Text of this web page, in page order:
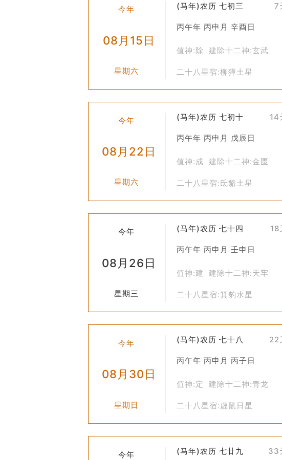
驱邪避凶: 通过一系列仪式动作驱赶不祥之气，确保房
: 希望通过上梁仪式祈求天神保佑家人健康长
团结协作
: 整个过程需要多人配合完成，体现了邻里间
四、现代社会的应用
总的来说，“上梁”不仅仅是一个简单的建筑步骤，而
美好生活的向往和追求。
今年
08月15日
星期六
(马年)农历 七初三 7
丙午年 丙申月 辛酉日
值神:除 建除十二神:玄武
二十八星宿:柳獐土星
今年
08月22日
星期六
(马年)农历 七初十 14
丙午年 丙申月 戊辰日
值神:成 建除十二神:金匮
二十八星宿:氐貉土星
今年
08月26日
星期三
(马年)农历 七十四 18
丙午年 丙申月 壬申日
值神:建 建除十二神:天牢
二十八星宿:箕豹水星
今年
08月30日
星期日
(马年)农历 七十八 22
丙午年 丙申月 丙子日
值神:定 建除十二神:青龙
二十八星宿:虚鼠日星
今年 (马年)农历 七廿九 33